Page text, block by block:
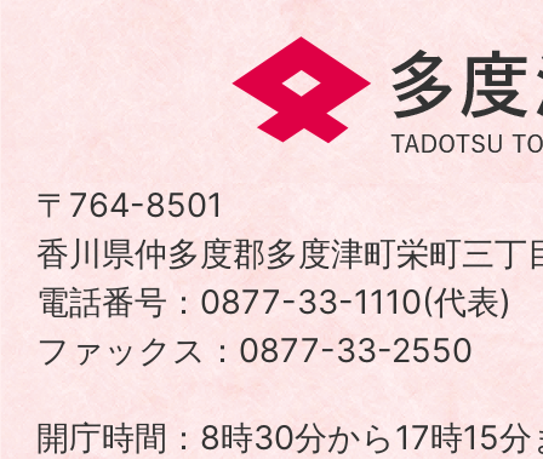
多
度
町
TADOTSU
TOWN
〒764-8501
香川県仲多度郡多度津町栄町三
電話番号：0877-33-1110(代表)
ファックス：0877-33-2550
開庁時間：8時30分から17時15分